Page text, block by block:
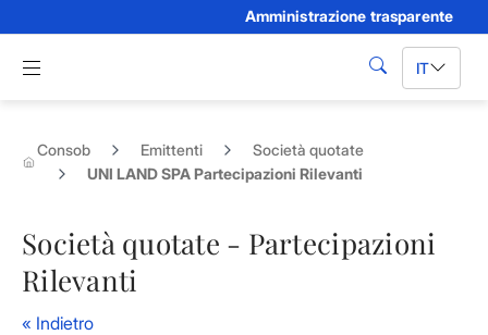
Amministrazione trasparente
Apri menu di navigazione
cerca IT
Consob Emittenti
Società quotate
UNI LAND SPA Partecipazioni Rilevanti
Società quotate - Partecipazioni
Rilevanti
« Indietro